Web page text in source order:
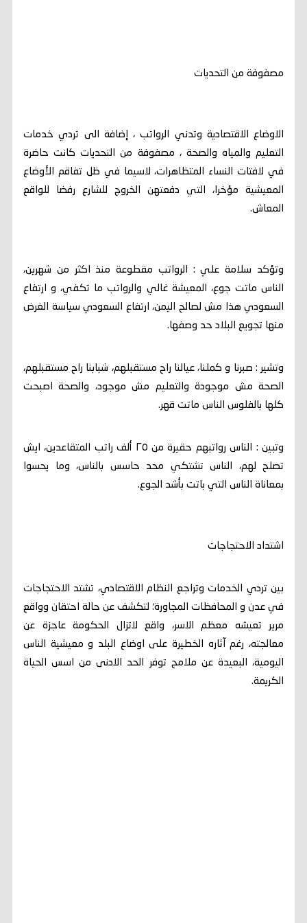
مصفوفة من التحديات
الاوضاع الاقتصادية وتدني الرواتب ، إضافة الى تردي خدمات
التعليم والمياه والصحة ، مصفوفة من التحديات كانت حاضرة
في لافتات النساء المتظاهرات، لاسيما في ظل تفاقم الأوضاع
المعيشية مؤخرا، التي دفعتهن الخروج للشارع رفضا للواقع
المعاش.
وتؤكد سلامة علي : الرواتب مقطوعة منذ اكثر من شهرين،
الناس ماتت جوع، المعيشة غالي والرواتب ما تكفي، و ارتفاع
السعودي هذا مش لصالح اليمن، ارتفاع السعودي سياسة الغرض
منها تجويع البلاد حد وصفها.
وتشير : صبرنا و كملنا، عيالنا راح مستقبلهم، شبابنا راح مستقبلهم،
الصحة مش موجودة والتعليم مش موجود، والصحة اصبحت
كلها بالفلوس الناس ماتت قهر.
وتبين : الناس رواتبهم حقيرة من ٢٥ ألف راتب المتقاعدين، ايش
تصلح لهم، الناس تشتكي محد حاسس بالناس، وما يحسوا
بمعاناة الناس التي باتت بأشد الجوع.
اشتداد الاحتجاجات
بين تردي الخدمات وتراجع النظام الاقتصادي، تشتد الاحتجاجات
في عدن و المحافظات المجاورة؛ لتكشف عن حالة احتقان وواقع
مرير تعيشه معظم الاسر، واقع لاتزال الحكومة عاجزة عن
معالجته، رغم آثاره الخطيرة على اوضاع البلد و معيشية الناس
اليومية، البعيدة عن ملامح توفر الحد الادنى من اسس الحياة
الكريمة.